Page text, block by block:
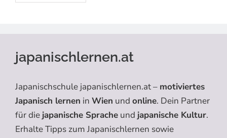
japanischlernen.at
Japanischschule japanischlernen.at – motiviertes
Japanisch lernen in Wien und online. Dein Partner
für die japanische Sprache und japanische Kultur.
Erhalte Tipps zum Japanischlernen sowie